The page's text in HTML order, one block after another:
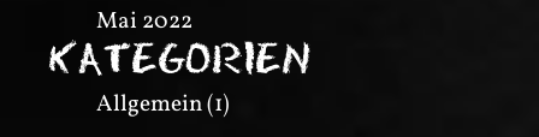
Mai 2022
KATEGORIEN
Allgemein(1)